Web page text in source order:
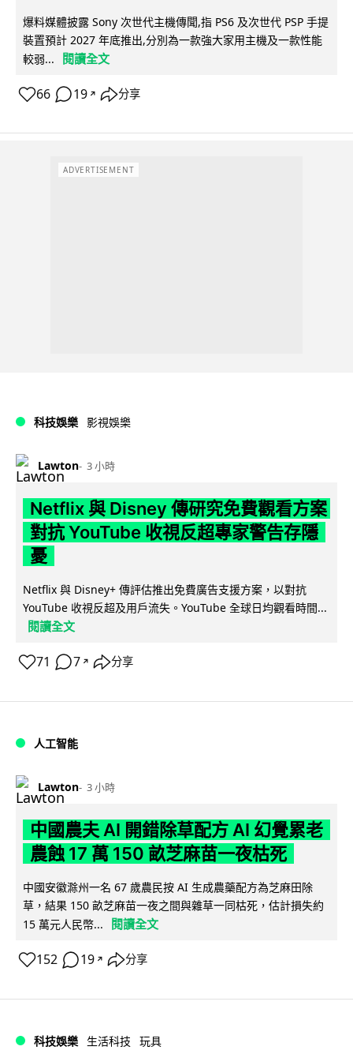
爆料媒體披露 Sony 次世代主機傳聞,指 PS6 及次世代 PSP 手提
裝置預計 2027 年底推出,分別為一款強大家用主機及一款性能
較弱...
閱讀全文
66 19 ↗ 分享
ADVERTISEMENT
科技娛樂 影視娛樂
Lawton 3 小時
Netflix 與 Disney 傳研究免費觀看方案
對抗 YouTube 收視反超專家警告存隱
憂
Netflix 與 Disney+ 傳評估推出免費廣告支援方案，以對抗
YouTube 收視反超及用戶流失。YouTube 全球日均觀看時間...
閱讀全文
71 7 ↗ 分享
人工智能
Lawton 3 小時
中國農夫 AI 開錯除草配方 AI 幻覺累老
農蝕 17 萬 150 畝芝麻苗一夜枯死
中國安徽滁州一名 67 歲農民按 AI 生成農藥配方為芝麻田除
草，結果 150 畝芝麻苗一夜之間與雜草一同枯死，估計損失約
15 萬元人民幣...
閱讀全文
152 19 ↗ 分享
科技娛樂 生活科技 玩具